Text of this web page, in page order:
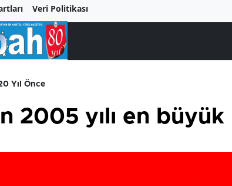
Veri Politikası
Yıl Önce
2005 yılı en